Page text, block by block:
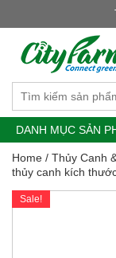
DANH MỤC SẢN
Home / Thủy Canh
thủy canh kích
Sale!